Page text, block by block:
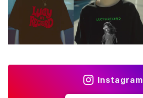
アートワーク
フォトカード
ライフスタイル
Instagram